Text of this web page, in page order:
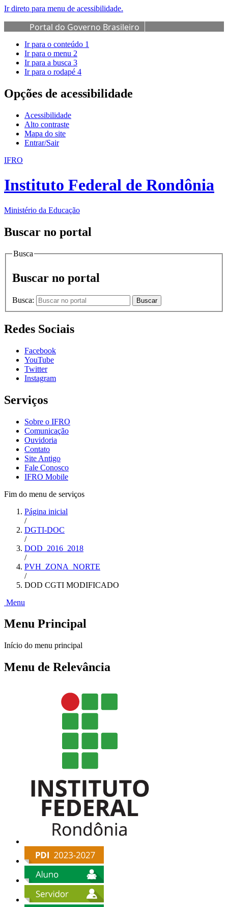
Ir direto para menu de acessibilidade.
Portal do Governo Brasileiro
Ir para o conteúdo 1
Ir para o menu 2
Ir para a busca 3
Ir para o rodapé 4
Opções de acessibilidade
Acessibilidade
Alto contraste
Mapa do site
Entrar/Sair
IFRO
Instituto Federal de Rondônia
Ministério da Educação
Buscar no portal
Busca
Buscar no portal
Busca: Buscar
Redes Sociais
Facebook
YouTube
Twitter
Instagram
Serviços
Sobre o IFRO
Comunicação
Ouvidoria
Contato
Site Antigo
Fale Conosco
IFRO Mobile
Fim do menu de serviços
Página inicial
/
DGTI-DOC
/
DOD_2016_2018
/
PVH_ZONA_NORTE
/
DOD CGTI MODIFICADO
Menu
Menu Principal
Início do menu principal
Menu de Relevância